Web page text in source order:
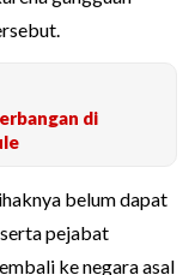
di
belum dapat
pejabat
ke negara asal